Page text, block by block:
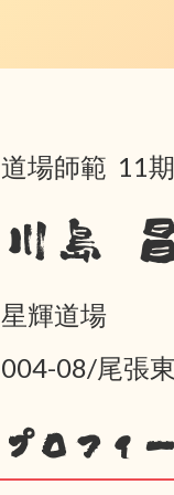
道場師範 11期
川島
星輝道場
004-08/尾張
プロフィ